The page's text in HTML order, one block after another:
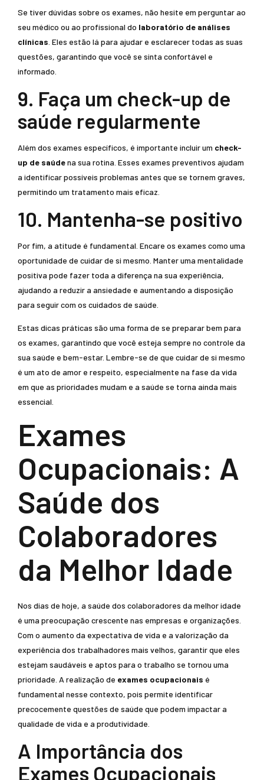
Se tiver dúvidas sobre os exames, não hesite em perguntar ao
seu médico ou ao profissional do laboratório de análises
clínicas . Eles estão lá para ajudar e esclarecer todas as suas
questões, garantindo que você se sinta confortável e
informado.
9. Faça um check-up de
saúde regularmente
Além dos exames específicos, é importante incluir um check-
up de saúdena sua rotina. Esses exames preventivos ajudam
a identificar possíveis problemas antes que se tornem graves,
permitindo um tratamento mais eficaz.
10. Mantenha-se positivo
Por fim, a atitude é fundamental. Encare os exames como uma
oportunidade de cuidar de si mesmo. Manter uma mentalidade
positiva pode fazer toda a diferença na sua experiência,
ajudando a reduzir a ansiedade e aumentando a disposição
para seguir com os cuidados de saúde.
Estas dicas práticas são uma forma de se preparar bem para
os exames, garantindo que você esteja sempre no controle da
sua saúde e bem-estar. Lembre-se de que cuidar de si mesmo
é um ato de amor e respeito, especialmente na fase da vida
em que as prioridades mudam e a saúde se torna ainda mais
essencial.
Exames
Ocupacionais: A
Saúde dos
Colaboradores
da Melhor Idade
Nos dias de hoje, a saúde dos colaboradores da melhor idade
é uma preocupação crescente nas empresas e organizações.
Com o aumento da expectativa de vida e a valorização da
experiência dos trabalhadores mais velhos, garantir que eles
estejam saudáveis e aptos para o trabalho se tornou uma
prioridade. A realização de exames ocupacionais é
fundamental nesse contexto, pois permite identificar
precocemente questões de saúde que podem impactar a
qualidade de vida e a produtividade.
A Importância dos
Exames Ocupacionais